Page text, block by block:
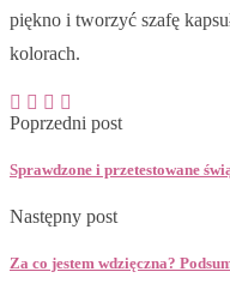
piękno i tworzyć szafę
kolorach.
Poprzedni post
Sprawdzone i przetestowane
Następny post
Za co jestem wdzięczna?